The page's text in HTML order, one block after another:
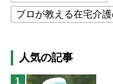
プロが教える在宅介護
高木ブー
ケアマネ
猫が母になつきません
人気の記事
1